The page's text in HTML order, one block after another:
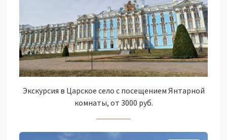
Экскурсия в Царское село с посещением Янтарной
комнаты, от 3000 руб.